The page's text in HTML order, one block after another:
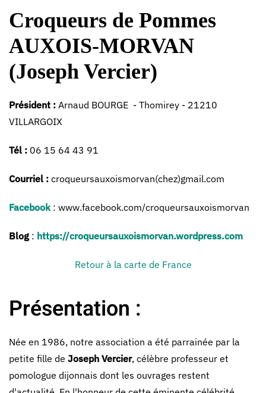
Croqueurs de Pommes
AUXOIS-MORVAN
(Joseph Vercier)
Président : Arnaud BOURGE - Thomirey - 21210
VILLARGOIX
Tél : 06 15 64 43 91
Courriel : croqueursauxoismorvan(chez)gmail.com
Facebook: www.facebook.com/croqueursauxoismorvan
Blog : https://croqueursauxoismorvan.wordpress.com
Retour à la carte de France
Présentation :
Née en 1986, notre association a été parrainée par la
petite fille de Joseph Vercier, célèbre professeur et
pomologue dijonnais dont les ouvrages restent